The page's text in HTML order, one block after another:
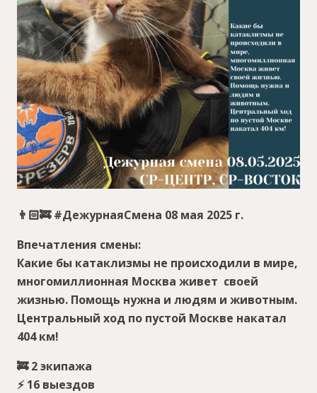
👨🏻‍🚒 #ДежурнаяСмена 08 мая 2025 г.
Впечатления смены:
Какие бы катаклизмы не происходили в мире,
многомиллионная Москва живет своей
жизнью. Помощь нужна и людям и животным.
Центральный ход по пустой Москве накатал
404 км!
🚒 2 экипажа
⚡️ 16 выездов